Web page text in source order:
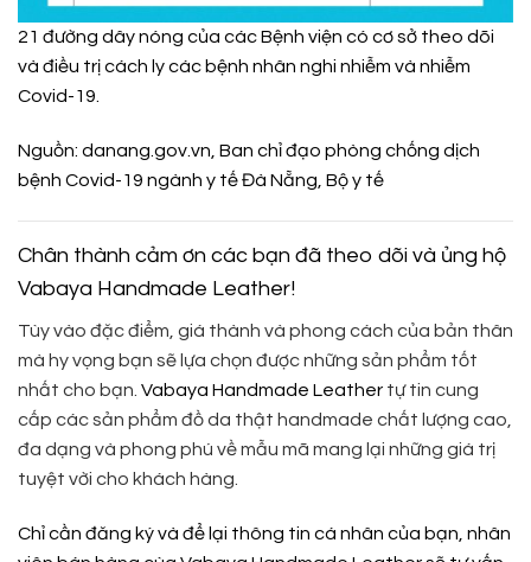
21 đường dây nóng của các Bệnh viện có cơ sở theo dõi
và điều trị cách ly các bệnh nhân nghi nhiễm và nhiễm
Covid-19.
Nguồn: danang.gov.vn, Ban chỉ đạo phòng chống dịch
bệnh Covid-19 ngành y tế Đà Nẵng, Bộ y tế
Chân thành cảm ơn các bạn đã theo dõi và ủng hộ
Vabaya Handmade Leather!
Tùy vào đặc điểm, giá thành và phong cách của bản thân
mà hy vọng bạn sẽ lựa chọn được những sản phẩm tốt
nhất cho bạn. Vabaya Handmade Leather tự tin cung
cấp các sản phẩm đồ da thật handmade chất lượng cao,
đa dạng và phong phú về mẫu mã mang lại những giá trị
tuyệt vời cho khách hàng.
Chỉ cần đăng ký và để lại thông tin cá nhân của bạn, nhân